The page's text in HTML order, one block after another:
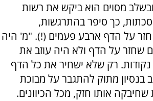
מסוים הוא ביקש את רשות
כך סיפר בהתרגשות,
חזר על הדף ארבע פעמים (!). "מ' היה
שחזר על הדף ולא היה עוזב את
הדף עד שהיה בו 4 נקודות. רק שלא ישחיר את כל הדף
בנסיון מתוק להתגבר על מבוכת
אותו חזק, מכל הכיוונים.